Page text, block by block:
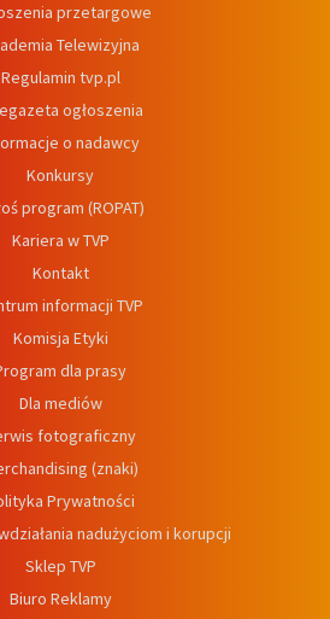
przetargowe
Telewizyjna
Regulamin tvp.pl
ogłoszenia
o nadawcy
Konkursy
program (ROPAT)
Kariera w TVP
Kontakt
informacji TVP
Komisja Etyki
dla prasy
Dla mediów
fotograficzny
(znaki)
Prywatności
nadużyciom i korupcji
Sklep TVP
Biuro Reklamy